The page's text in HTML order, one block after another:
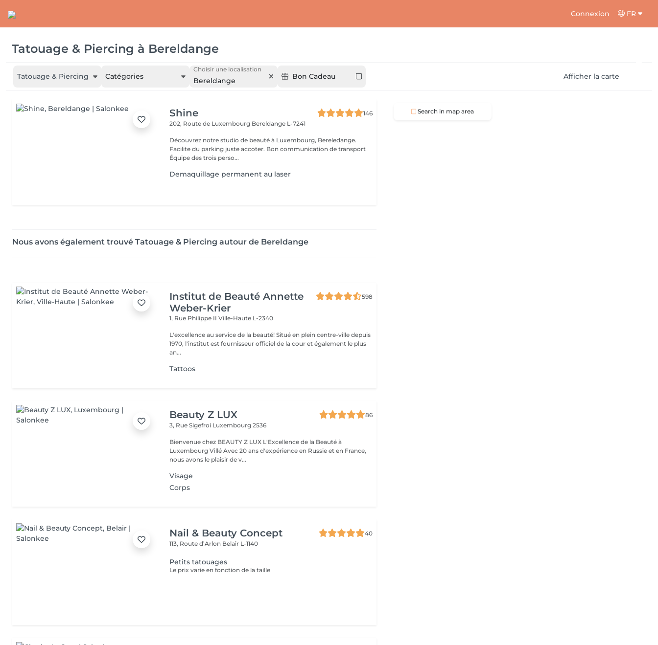
Connexion FR
Tatouage & Piercing à Bereldange
Tatouage & Piercing Catégories
Choisir une localisation
Bereldange Bon Cadeau Afficher la carte
Shine
146
202, Route de Luxembourg Bereldange L-7241
Découvrez notre studio de beauté à Luxembourg, Bereledange.
Facilite du parking juste accoter. Bon communication de transport
Équipe des trois perso...
Demaquillage permanent au laser
Nous avons également trouvé Tatouage & Piercing autour de Bereldange
Institut de Beauté Annette
Weber-Krier
598
1, Rue Philippe IIVille-Haute L-2340
L'excellence au service de la beauté! Situé en plein centre-ville depuis
1970, l'institut est fournisseur officiel de la cour et également le plus
an...
Tattoos
Beauty Z LUX
86
3, Rue Sigefroi Luxembourg 2536
Bienvenue chez BEAUTY Z LUX L'Excellence de la Beauté à
Luxembourg Villé Avec 20 ans d'expérience en Russie et en France,
nous avons le plaisir de v...
Visage
Corps
Nail & Beauty Concept
40
113, Route d’Arlon Belair L-1140
Petits tatouages
Le prix varie en fonction de la taille
Search in map area